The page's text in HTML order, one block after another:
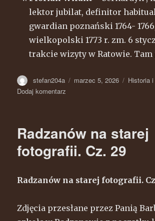
lektor jubilat, definitor
gwardian poznański 1764-
wielkopolski 1773 r. zm. 6
trakcie wizyty w Ratowie. Tam
Autor
stefan204a Opublikowano
marzec 5, 2026
Historia
Dodaj komentarz
historii
klasztoru
ratowskiego.
Grodziskich
Bernardynów
Radzanów na starej
fotografii. Cz. 29
Radzanów na starej fotografii.
Zdjęcia przesłane przez Panią